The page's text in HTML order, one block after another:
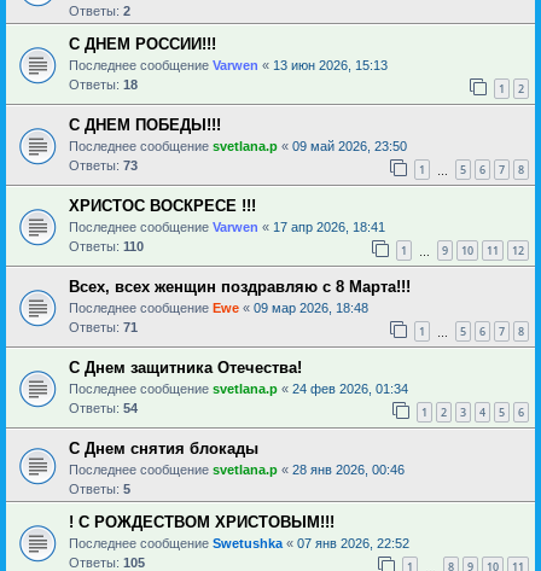
Ответы: 2
С ДНЕМ РОССИИ!!!
Последнее сообщение Varwen « 13 июн 2026, 15:13
Ответы: 18 1 2
С ДНЕМ ПОБЕДЫ!!!
Последнее сообщение svetlana.p « 09 май 2026, 23:50
Ответы: 73 1 5 6 7 8
ХРИСТОС ВОСКРЕСЕ !!!
Последнее сообщение Varwen « 17 апр 2026, 18:41
Ответы: 110 1 9 10 11 12
Всех, всех женщин поздравляю с 8 Марта!!!
Последнее сообщение Ewe « 09 мар 2026, 18:48
Ответы: 71 1 5 6 7 8
С Днем защитника Отечества!
Последнее сообщение svetlana.p « 24 фев 2026, 01:34
Ответы: 54 1 2 3 4 5 6
С Днем снятия блокады
Последнее сообщение svetlana.p « 28 янв 2026, 00:46
Ответы: 5
! С РОЖДЕСТВОМ ХРИСТОВЫМ!!!
Последнее сообщение Swetushka « 07 янв 2026, 22:52
Ответы: 105 1 8 9 10 11